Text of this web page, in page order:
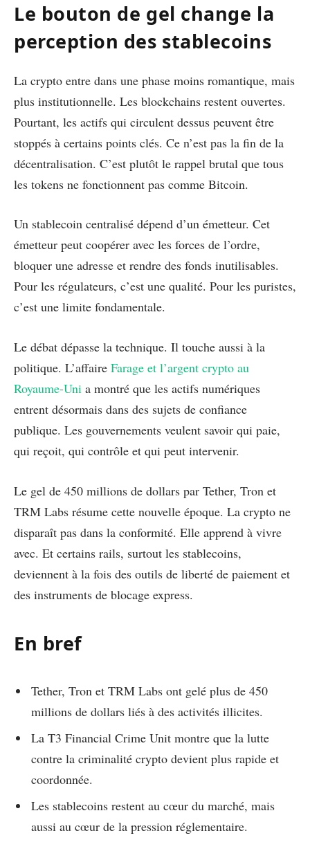
Le bouton de gel change la
perception des stablecoins
La crypto entre dans une phase moins romantique, mais
plus institutionnelle. Les blockchains restent ouvertes.
Pourtant, les actifs qui circulent dessus peuvent être
stoppés à certains points clés. Ce n’est pas la fin de la
décentralisation. C’est plutôt le rappel brutal que tous
les tokens ne fonctionnent pas comme Bitcoin.
Un stablecoin centralisé dépend d’un émetteur. Cet
émetteur peut coopérer avec les forces de l’ordre,
bloquer une adresse et rendre des fonds inutilisables.
Pour les régulateurs, c’est une qualité. Pour les puristes,
c’est une limite fondamentale.
Le débat dépasse la technique. Il touche aussi à la
politique. L’affaire Farage et l’argent crypto au
Royaume-Uni a montré que les actifs numériques
entrent désormais dans des sujets de confiance
publique. Les gouvernements veulent savoir qui paie,
qui reçoit, qui contrôle et qui peut intervenir.
Le gel de 450 millions de dollars par Tether, Tron et
TRM Labs résume cette nouvelle époque. La crypto ne
disparaît pas dans la conformité. Elle apprend à vivre
avec. Et certains rails, surtout les stablecoins,
deviennent à la fois des outils de liberté de paiement et
des instruments de blocage express.
En bref
Tether, Tron et TRM Labs ont gelé plus de 450
millions de dollars liés à des activités illicites.
La T3 Financial Crime Unit montre que la lutte
contre la criminalité crypto devient plus rapide et
coordonnée.
Les stablecoins restent au cœur du marché, mais
aussi au cœur de la pression réglementaire.